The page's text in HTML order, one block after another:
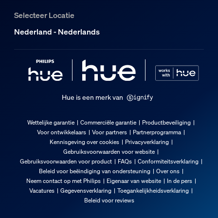
Lengte
146,5 mm
Breedte
139,5 mm
Materiaalnummer (12NC)
8721103095725
Opgenomen vermogen
Energieverbruik in stand-by
Selecteer Locatie
Nederland - Nederlands
Hue is een merk van
Wettelijke garantie Commerciële garantie
Productbeveiliging
Voor ontwikkelaars
Voor partners
Partnerprogramma
Kennisgeving over cookies
Privacyverklaring
Gebruiksvoorwaarden voor website
Gebruiksvoorwaarden voor product
FAQs
Conformiteitsverklaring
Beleid voor beëindiging van ondersteuning
Over ons
Neem contact op met Philips
Eigenaar van website
In de pers
Vacatures
Gegevensverklaring
Toegankelijkheidsverklaring
Beleid voor reviews